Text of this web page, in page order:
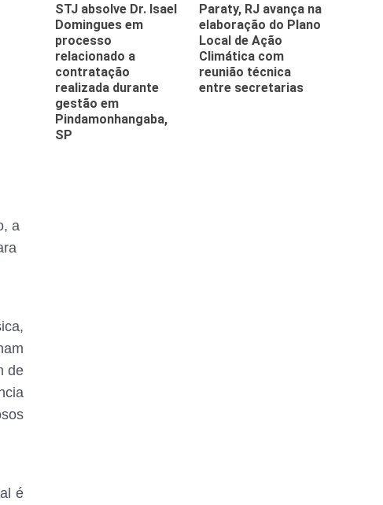
a
de
é
STJ absolve Dr. Isael
Domingues em
processo
relacionado a
contratação
realizada durante
gestão em
Pindamonhangaba,
SP
Paraty, RJ avança na
elaboração do Plano
Local de Ação
Climática com
reunião técnica
entre secretarias